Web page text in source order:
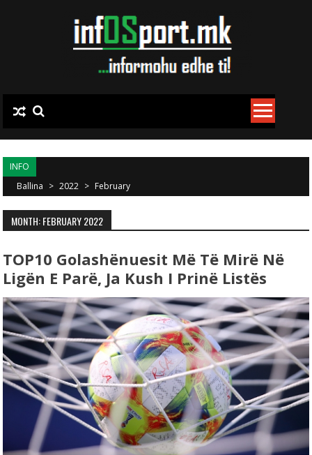
INFO
Ballina > 2022 > February
MONTH: FEBRUARY 2022
TOP10 Golashënuesit Më Të Mirë Në
Ligën E Parë, Ja Kush I Prinë Listës